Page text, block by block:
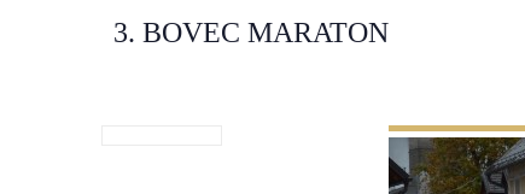
3. BOVEC MARATON